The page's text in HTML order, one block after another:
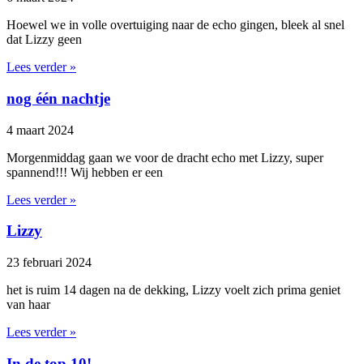
Hoewel we in volle overtuiging naar de echo gingen, bleek al snel
dat Lizzy geen
Lees verder »
nog één nachtje
4 maart 2024
Morgenmiddag gaan we voor de dracht echo met Lizzy, super
spannend!!! Wij hebben er een
Lees verder »
Lizzy
23 februari 2024
het is ruim 14 dagen na de dekking, Lizzy voelt zich prima geniet
van haar
Lees verder »